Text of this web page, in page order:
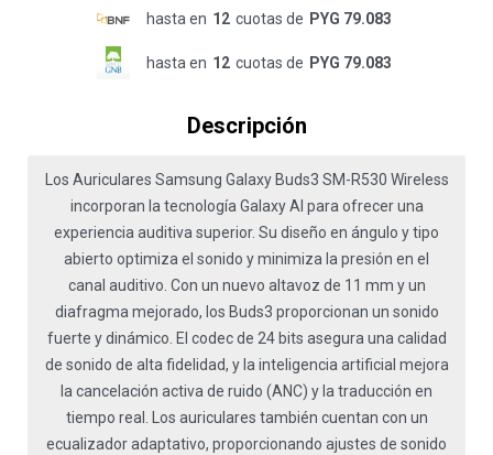
hasta en 12 cuotas de PYG 79.083
hasta en 12 cuotas de PYG 79.083
Descripción
Los Auriculares Samsung Galaxy Buds3 SM-R530 Wireless
incorporan la tecnología Galaxy AI para ofrecer una
experiencia auditiva superior. Su diseño en ángulo y tipo
abierto optimiza el sonido y minimiza la presión en el
canal auditivo. Con un nuevo altavoz de 11 mm y un
diafragma mejorado, los Buds3 proporcionan un sonido
fuerte y dinámico. El codec de 24 bits asegura una calidad
de sonido de alta fidelidad, y la inteligencia artificial mejora
la cancelación activa de ruido (ANC) y la traducción en
tiempo real. Los auriculares también cuentan con un
ecualizador adaptativo, proporcionando ajustes de sonido